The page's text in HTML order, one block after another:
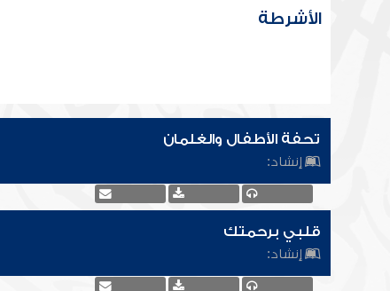
الأشرطة
تحفة الأطفال والغلمان
إنشاد:
قلبي برحمتك
إنشاد: